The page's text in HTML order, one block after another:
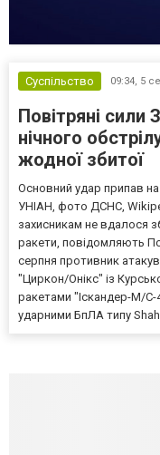
Суспільство 09:34, 5
Повітряні сили
нічного
жодної збитої
Основний удар припав
УНІАН, фото ДСНС,
захисникам не вдалося
ракети, повідомляють
серпня противник
"Циркон/Онікс" із
ракетами "Іскандер-М/С-
ударними БпЛА типу